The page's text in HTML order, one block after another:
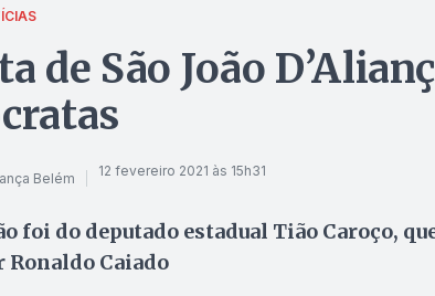
de São João
Belém 12 fevereiro 2021 às 15h31
foi do deputado estadual Tião Caroço,
Ronaldo Caiado